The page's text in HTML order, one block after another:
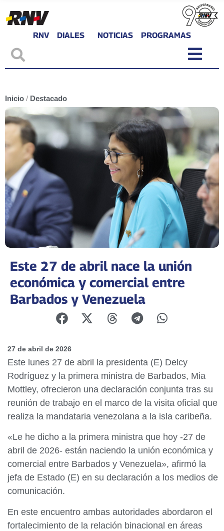
RNV DIALES NOTICIAS PROGRAMAS
Inicio / Destacado
Este 27 de abril nace la unión
económica y comercial entre
Barbados y Venezuela
27 de abril de 2026
Este lunes 27 de abril la presidenta (E) Delcy
Rodríguez y la primera ministra de Barbados, Mia
Mottley, ofrecieron una declaración conjunta tras su
reunión de trabajo en el marco de la visita oficial que
realiza la mandataria venezolana a la isla caribeña.
«Le he dicho a la primera ministra que hoy -27 de
abril de 2026- están naciendo la unión económica y
comercial entre Barbados y Venezuela», afirmó la
jefa de Estado (E) en su declaración a los medios de
comunicación.
En este encuentro ambas autoridades abordaron el
fortalecimiento de la relación binacional en áreas